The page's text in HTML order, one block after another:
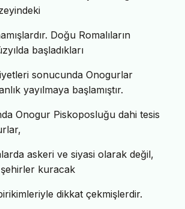
Doğu Romalıların
başladıkları
sonucunda Onogurlar
yayılmaya başlamıştır.
Onogur Piskoposluğu dahi tesis
askeri ve siyasi olarak değil,
kuracak
dikkat çekmişlerdir.